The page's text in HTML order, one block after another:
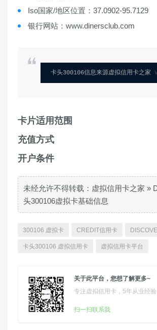
Iso国家/地区位置：37.0902-95.7129
银行网站：www.dinersclub.com
卡头300106信息来源虚拟信用卡之家
卡片适用范围
充值方式
开户条件
未经允许不得转载： 虚拟信用卡之家 »
头300106虚拟卡基础信息
300106 虚拟卡 CREDIT信用卡
卡头300106 虚拟信用卡 虚拟信用卡平台
关于此平台，您想了解更多~
专注虚拟信用卡，5年从业经
扫一扫联系我